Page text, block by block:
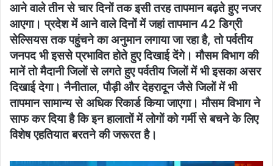
आने वाले तीन से चार दिनों तक इसी तरह तापमान बढ़ते हुए नजर
आएगा। प्रदेश में आने वाले दिनों में जहां तापमान 42 डिग्री
सेल्सियस तक पहुंचने का अनुमान लगाया जा रहा है, तो पर्वतीय
जनपद भी इससे प्रभावित होते हुए दिखाई देंगे। मौसम विभाग की
मानें तो मैदानी जिलों से लगते हुए पर्वतीय जिलों में भी इसका असर
दिखाई देगा। नैनीताल, पौड़ी और देहरादून जैसे जिलों में भी
तापमान सामान्य से अधिक रिकार्ड किया जाएगा। मौसम विभाग ने
साफ कर दिया है कि इन हालातों में लोगों को गर्मी से बचने के लिए
विशेष एहतियात बरतने की जरूरत है।